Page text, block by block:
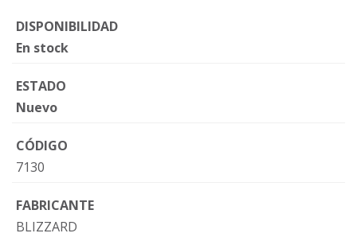
DISPONIBILIDAD
En stock
ESTADO
Nuevo
CÓDIGO
7130
FABRICANTE
BLIZZARD